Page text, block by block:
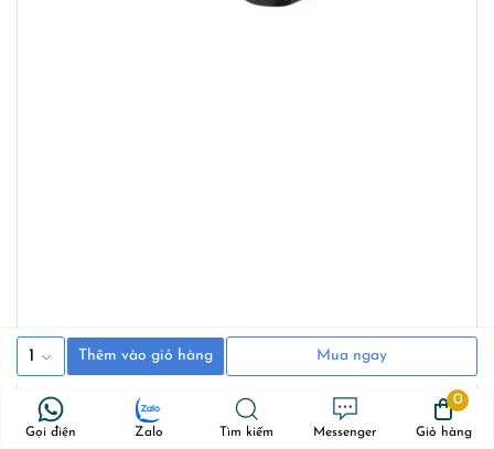
1 Thêm vào giỏ hàng Mua ngay
Gọi điện Zalo Tìm kiếm Messenger Giỏ hàng
0